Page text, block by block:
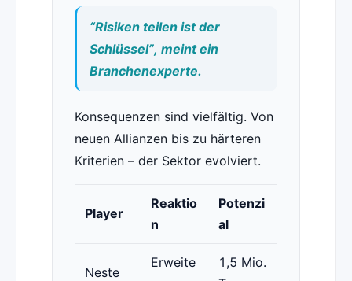
“Risiken teilen ist der
Schlüssel”, meint ein
Branchenexperte.
Konsequenzen sind vielfältig. Von
neuen Allianzen bis zu härteren
Kriterien – der Sektor evolviert.
Player
Reaktio
n
Potenzi
al
Neste
Erweite
1,5 Mio.